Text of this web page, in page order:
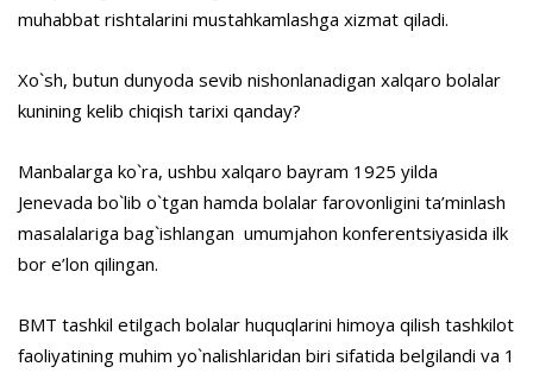
muhabbat rishtalarini mustahkamlashga xizmat qiladi.
Xo`sh, butun dunyoda sevib nishonlanadigan xalqaro bolalar
kunining kelib chiqish tarixi qanday?
Manbalarga ko`ra, ushbu xalqaro bayram 1925 yilda
Jenevada bo`lib o`tgan hamda bolalar farovonligini ta’minlash
masalalariga bag`ishlangan umumjahon konferentsiyasida ilk
bor e’lon qilingan.
BMT tashkil etilgach bolalar huquqlarini himoya qilish tashkilot
faoliyatining muhim yo`nalishlaridan biri sifatida belgilandi va 1